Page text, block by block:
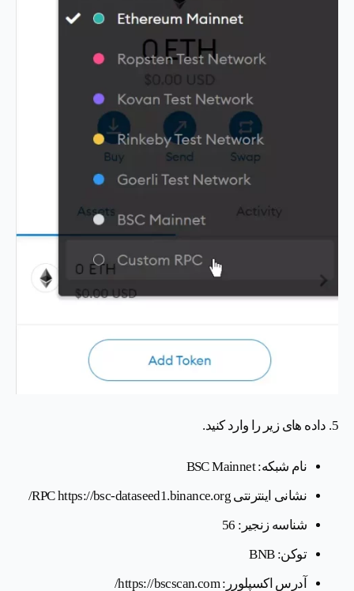
5. داده های زیر را وارد کنید.
نام شبکه: BSC Mainnet
نشانی اینترنتی RPC https://bsc-dataseed1.binance.org/
شناسه زنجیر: 56
توکن: BNB
آدرس اکسپلورر: https://bscscan.com/